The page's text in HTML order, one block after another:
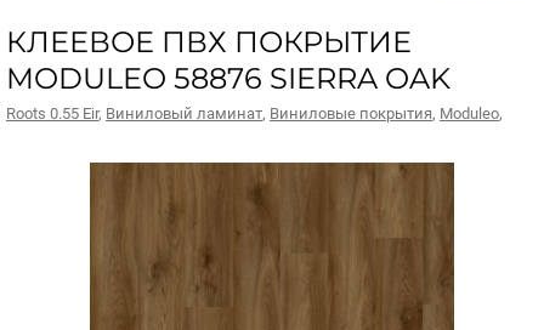
КЛЕЕВОЕ ПВХ ПОКРЫТИЕ
MODULEO 58876 SIERRA OAK
Roots 0.55 Eir, Виниловый ламинат, Виниловые покрытия, Moduleo,